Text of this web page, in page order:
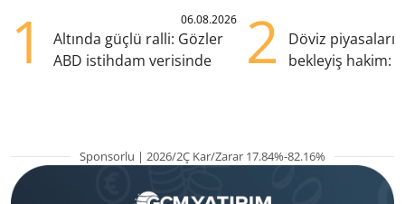
1 06.08.2026
Altında güçlü ralli: Gözler
ABD istihdam verisinde
2
Döviz
bekleyiş hakim:
Sponsorlu | 2026/2Ç Kar/Zarar 17.84%-82.16%